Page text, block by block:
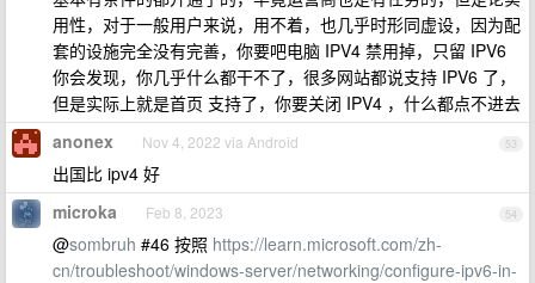
用性，对于一般用户来说，用不着，也几乎时形同虚设，因为配
套的设施完全没有完善，你要吧电脑 IPV4 禁用掉，只留 IPV6
你会发现，你几乎什么都干不了，很多网站都说支持 IPV6 了，
但是实际上就是首页 支持了，你要关闭 IPV4 ，什么都点不进去
53
anonex Nov 4, 2022 via Android
出国比 ipv4 好
54
microka Feb 8, 2023
@sombruh #46 按照 https://learn.microsoft.com/zh-
cn/troubleshoot/windows-server/networking/configure-ipv6-in-